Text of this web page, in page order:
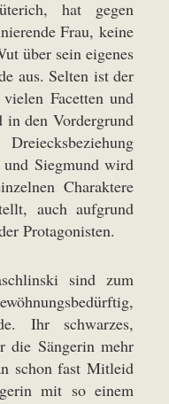
hat gegen
Frau, keine
über sein eigenes
aus. Selten ist der
Facetten und
in den Vordergrund
Siegmund wird
Charaktere
auch aufgrund
Protagonisten.
sind zum
Ihr schwarzes,
die Sängerin mehr
schon fast Mitleid
mit so einem